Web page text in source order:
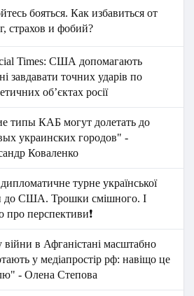
бояться. Как избавиться от
страхов и фобий?
Times: США допомагають
завдавати точних ударів по
об’єктах росії
типы КАБ могут долетать до
украинских городов" -
Коваленко
турне української
до США. Трошки смішного. І
про перспективи❗
війни в Афганістані масштабно
у медіапростір рф: навіщо це
- Олена Степова